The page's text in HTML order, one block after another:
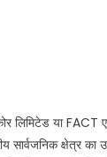
लिमिटेड या FACT
सार्वजनिक क्षेत्र